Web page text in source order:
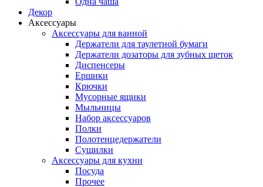
Декор
Аксессуары
Аксессуары для ванной
Держатели для таулетной бумаги
Держатели дозаторы для зубных щеток
Диспенсеры
Ершики
Крючки
Мусорные ящики
Мыльницы
Набор аксессуаров
Полки
Полотенцедержатели
Сушилки
Аксессуары для кухни
Посуда
Прочее